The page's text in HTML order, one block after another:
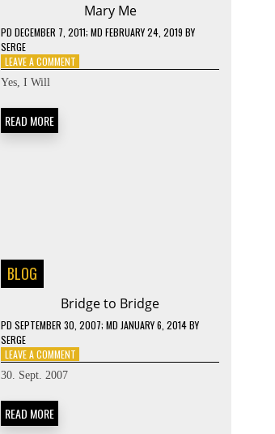
Mary Me
PDDECEMBER 7, 2011; MD FEBRUARY 24, 2019 BY
SERGE
LEAVE A COMMENT
Yes, I Will
READ MORE
BLOG
Bridge to Bridge
PDSEPTEMBER 30, 2007; MD JANUARY 6, 2014BY
SERGE
LEAVE A COMMENT
30. Sept. 2007
READ MORE